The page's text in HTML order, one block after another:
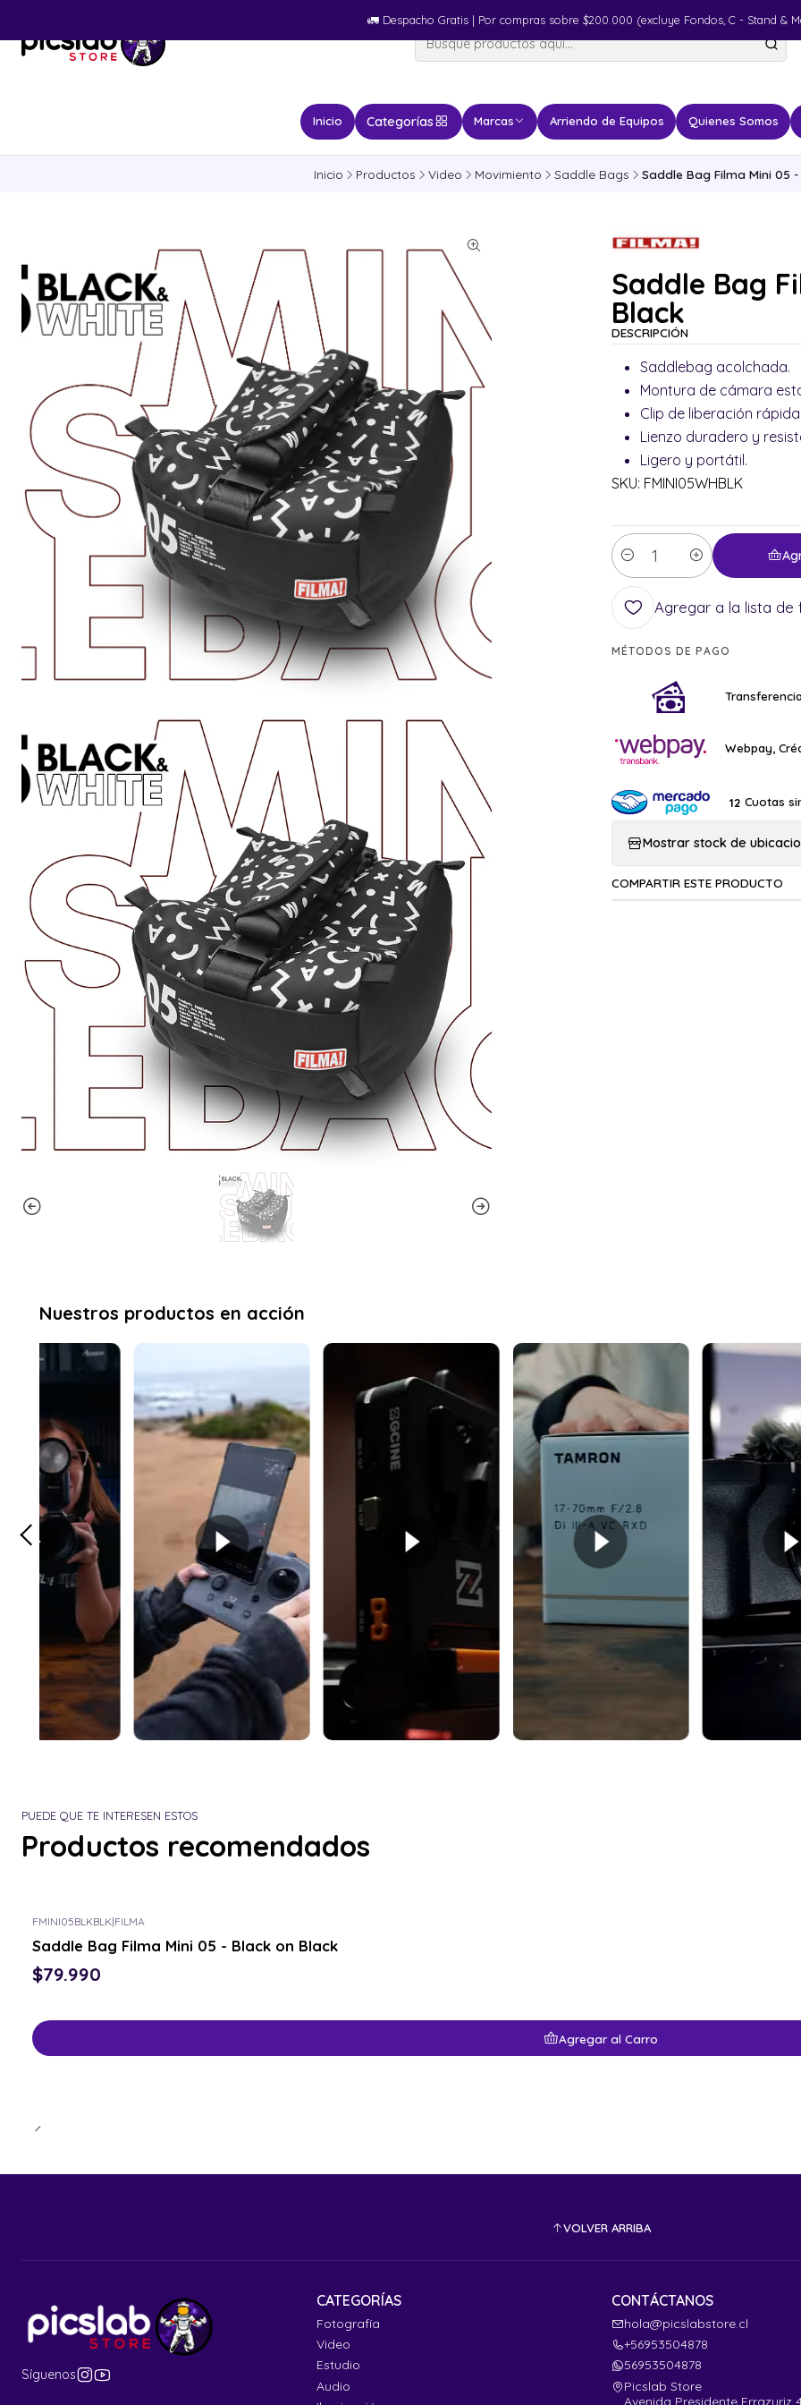
Inicio Categorías Marcas Arriendo de Equipos Quienes Somos
🚛​ Despacho Gratis | Por compras sobre $200.000 (excluye Fondos, C - Stand &
Inicio Productos Video Movimiento Saddle Bags Saddle Bag Filma Mini 05
Saddle Bag
Black
DESCRIPCIÓN
Saddlebag acolchada.
Montura de cámara
Clip de liberación rápida.
Lienzo duradero y
Ligero y portátil.
SKU: FMINI05WHBLK
Cantidad
Agregar a la lista de
MÉTODOS DE PAGO
Webpay,
12 Cuotas
Mostrar stock de
COMPARTIR ESTE PRODUCTO
PUEDE QUE TE INTERESEN ESTOS
Productos recomendados
FMINI05BLKBLK|FILMA
Saddle Bag Filma Mini 05 - Black on Black
$79.990
Agregar al Carro
VOLVER ARRIBA
Síguenos
CATEGORÍAS
Fotografía
Video
Estudio
Audio
CONTÁCTANOS
hola@picslabstore.cl
+56953504878
56953504878
Picslab Store
Avenida Presidente Errazuriz